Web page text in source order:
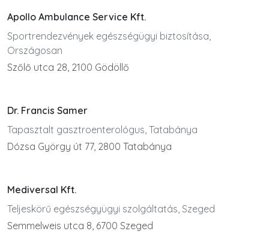
Apollo Ambulance Service Kft.
Sportrendezvények egészségügyi biztosítása,
Országosan
Szőlő utca 28, 2100 Gödöllő
Dr. Francis Samer
Tapasztalt gasztroenterológus, Tatabánya
Dózsa György út 77, 2800 Tatabánya
Mediversal Kft.
Teljeskörű egészségyügyi szolgáltatás, Szeged
Semmelweis utca 8, 6700 Szeged